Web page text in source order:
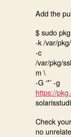
Add the
$ sudo
-k /var/
-c
/var/pkg/
m \
-G ‘*’ -g
https://
Check
no